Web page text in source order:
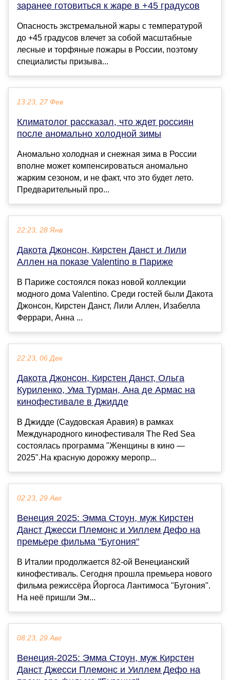
заранее готовиться к жаре в +45 градусов
Опасность экстремальной жары с температурой
до +45 градусов влечет за собой масштабные
лесные и торфяные пожары в России, поэтому
специалисты призыва...
13:23, 27 Фев
Климатолог рассказал, что ждет россиян
после аномально холодной зимы
Аномально холодная и снежная зима в России
вполне может компенсироваться аномально
жарким сезоном, и не факт, что это будет лето.
Предварительный про...
22:23, 28 Янв
Дакота Джонсон, Кирстен Данст и Лили
Аллен на показе Valentino в Париже
В Париже состоялся показ новой коллекции
модного дома Valentino. Среди гостей были Дакота
Джонсон, Кирстен Данст, Лили Аллен, Изабелла
Феррари, Анна ...
22:23, 06 Дек
Дакота Джонсон, Кирстен Данст, Ольга
Куриленко, Ума Турман, Ана де Армас на
кинофестивале в Джидде
В Джидде (Саудовская Аравия) в рамках
Международного кинофестиваля The Red Sea
состоялась программа "Женщины в кино —
2025".На красную дорожку меропр...
02:23, 29 Авг
Венеция 2025: Эмма Стоун, муж Кирстен
Данст Джесси Племонс и Уиллем Дефо на
премьере фильма "Бугония"
В Италии продолжается 82-ой Венецианский
кинофестиваль. Сегодня прошла премьера нового
фильма режиссёра Йоргоса Лантимоса "Бугония".
На неё пришли Эм...
08:23, 29 Авг
Венеция-2025: Эмма Стоун, муж Кирстен
Данст Джесси Племонс и Уиллем Дефо на